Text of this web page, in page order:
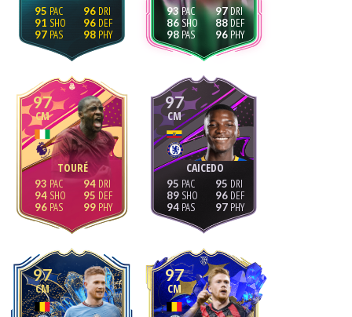
95
91
97
96
96
98
93
86
98
97
88
96
97
CM
TOURÉ
93
94
96
94
95
99
97
CM
CAICEDO
95
89
94
95
96
97
97
CM
97
CM